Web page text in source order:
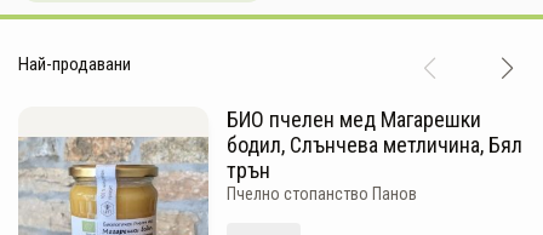
ГОТОВИ ЗА ХАПВАНЕ
ПЛОДОВЕ И ЗЕЛЕНЧУЦИ
МЛЕЧНИ И ЯЙЦА
МЕД И ПЧЕЛНИ
Най-продавани
БИО пчелен мед Магарешки
бодил, Слънчева метличина, Бял
трън
Пчелно стопанство Панов